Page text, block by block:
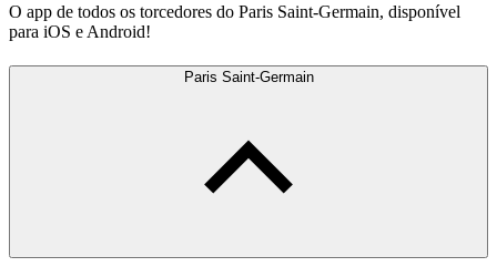
O app de todos os torcedores do Paris Saint-Germain, disponível
para iOS e Android!
Paris Saint-Germain